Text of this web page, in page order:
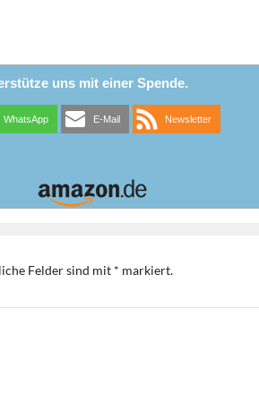
uns mit einer Spende.
WhatsApp E-Mail Newsletter
Felder sind mit * markiert.